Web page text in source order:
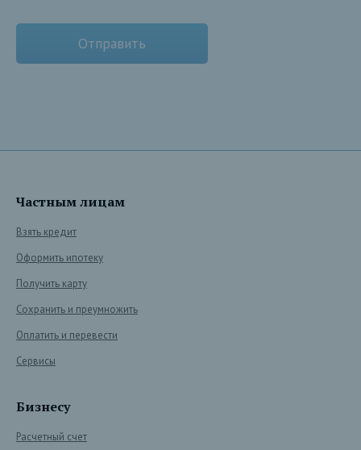
Частным лицам
Взять кредит
Оформить ипотеку
Получить карту
Сохранить и преумножить
Оплатить и перевести
Сервисы
Бизнесу
Расчетный счет